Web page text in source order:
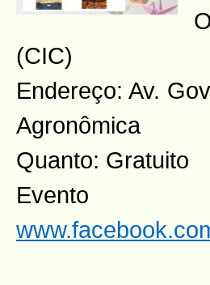
(CIC)
Endereço: Av.
Agronômica
Quanto: Gratuito